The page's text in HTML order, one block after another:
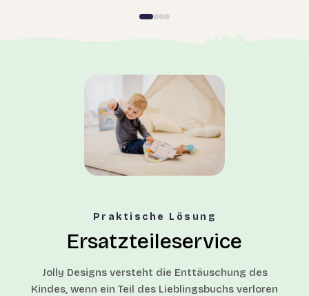
Praktische Lösung
Ersatzteileservice
Jolly Designs versteht die Enttäuschung des
Kindes, wenn ein Teil des Lieblingsbuchs verloren